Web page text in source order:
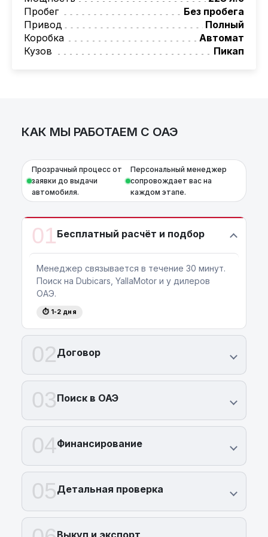
Также, для граждан РБ действует
лизинговая программа на НОВЫЕ
автомобили.
Условия и подробности можно узнать по
номеру:+375 (29) 689-20-20
Пробег
Без пробега
Привод
Полный
Коробка
Автомат
Кузов
Пикап
КАК МЫ РАБОТАЕМ С ОАЭ
Прозрачный процесс от
заявки до выдачи
автомобиля.
Персональный менеджер
сопровождает вас на
каждом этапе.
01Бесплатный расчёт и подбор
Менеджер связывается в течение 30 минут.
Поиск на Dubicars, YallaMotor и у дилеров
ОАЭ.
⏱ 1-2 дня
02Договор
03Поиск в ОАЭ
04Финансирование
05Детальная проверка